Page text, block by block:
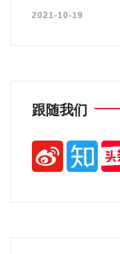
2021-10-19
跟随我们